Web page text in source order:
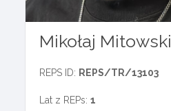
Mikołaj Mitowski
REPS ID: REPS/TR/13103
Lat z REPs:1